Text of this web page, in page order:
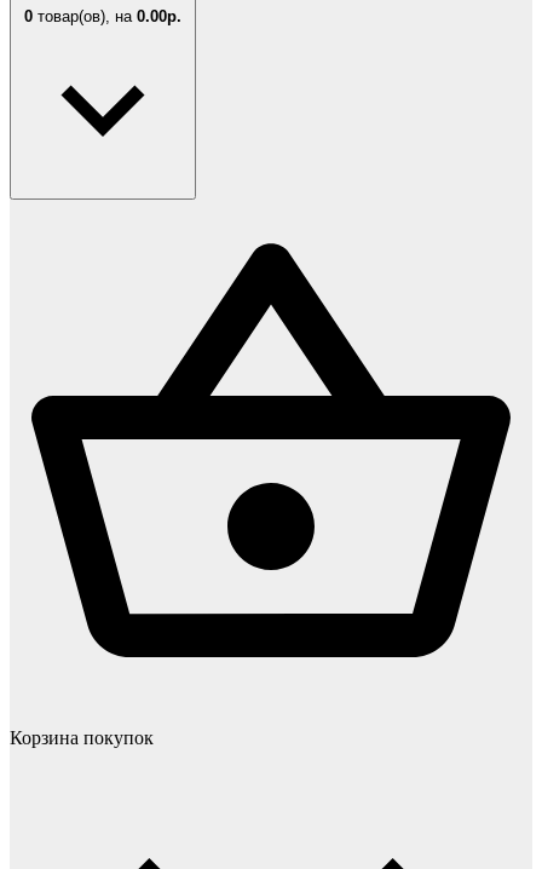
0 товар(ов), на 0.00р.
Корзина покупок